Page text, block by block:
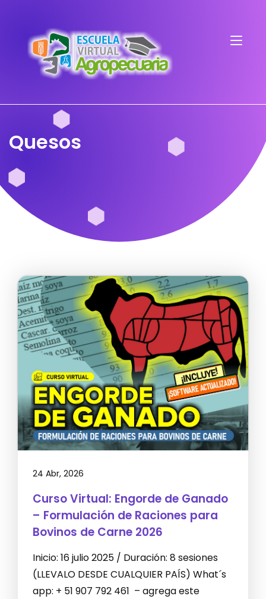
Quesos
24 Abr, 2026
Curso Virtual: Engorde de Ganado
– Formulación de Raciones para
Bovinos de Carne 2026
Inicio: 16 julio 2025 / Duración: 8 sesiones
(LLEVALO DESDE CUALQUIER PAÍS) What´s
app: + 51 907 792 461 – agrega este